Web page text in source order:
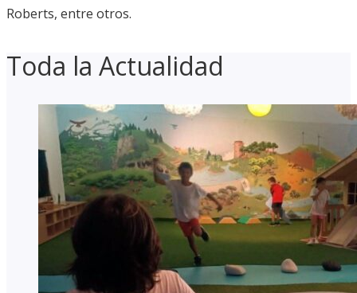
Roberts, entre otros.
Toda la Actualidad